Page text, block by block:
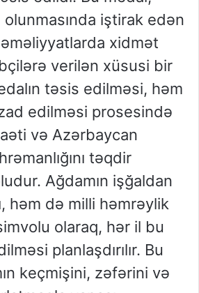
olunmasında iştirak edən
xidmət
verilən xüsusi bir
təsis edilməsi, həm
edilməsi prosesində
və Azərbaycan
təqdir
Ağdamın işğaldan
həm də milli həmrəylik
olaraq, hər il bu
planlaşdırılır. Bu
keçmişini, zəfərini və